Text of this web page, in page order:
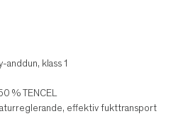
anddun, klass 1
% TENCEL
effektiv fukttransport